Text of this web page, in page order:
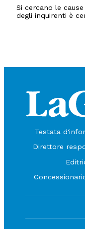
Si cercano le
degli inquirenti è
Testata
Direttore